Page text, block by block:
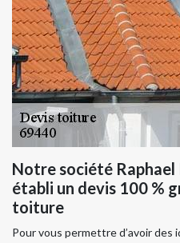
Notre société
établi un devis 100 %
toiture
Pour vous permettre d’avoir